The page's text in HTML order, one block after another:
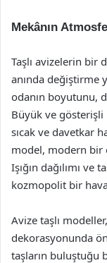
Mekânın
Taşlı avizelerin bir
anında değiştirme
odanın boyutunu,
Büyük ve gösterişli
sıcak ve davetkar
model, modern bir
Işığın dağılımı ve
kozmopolit bir
Avize taşlı
dekorasyonunda
taşların buluştuğu